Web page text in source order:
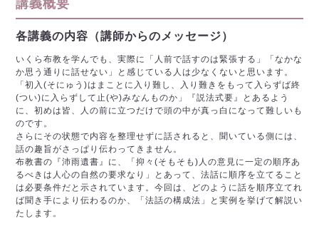
講義概要
各講義の内容（講師からのメッセージ）
いくら布教を学んでも、実際に「人前で話すのは緊張する」「なかな
か思う通りに話せない」と感じている人は少なくないと思います。
「初入(そにゅう)はまことに入り難し、入り難きをもって入らずば終
(つい)に入らずして止(や)みなんものか」『説法式要』とあるよう
に、初めは皆、人の前に立つだけで頭の中が真っ白になって難しいも
のです。
さらにその状態で内容を整理せずに話されると、聞いている側には、
話の趣旨がさっぱり伝わってきません。
布教書の『沛雨遺書』に、「抑々(そもそも)人の意見に一定の順序あ
るべきは人心の自然の要求なり」とあって、法話に順序を立てること
は必要条件だと示されています。今回は、どのように話を順序立てれ
ば聞き手により伝わるのか、「法話の構成法」と実例を挙げて解説い
たします。